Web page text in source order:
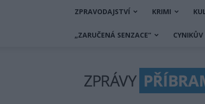
ZPRAVODAJSTVÍ KRIMI
„ZARUČENÁ SENZACE“
Příbram